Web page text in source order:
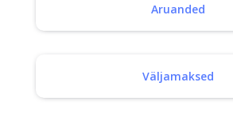
Aruanded
Väljamaksed